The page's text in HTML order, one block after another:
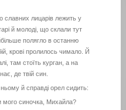
славних лицарів лежить у
й молоді, що склали тут
полягло в останню
крові пролилось чимало. Й
там стоїть курган, а на
де твій син.
й справді орел сидить:
мого синочка, Михайла?